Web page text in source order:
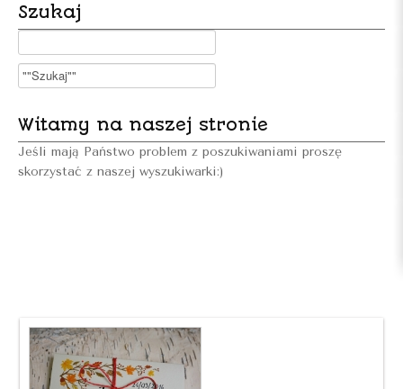
Szukaj
Witamy na naszej stronie
Jeśli mają Państwo problem z poszukiwaniami proszę
skorzystać z naszej wyszukiwarki:)